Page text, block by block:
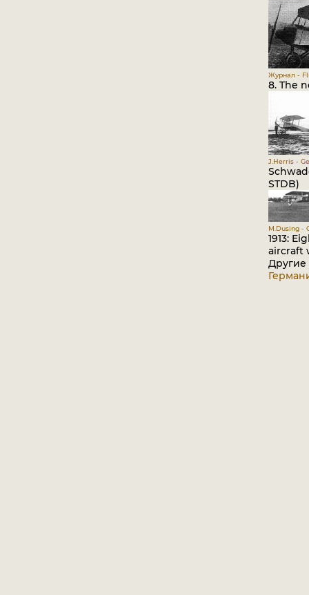
Журнал -
8. The
J.Herris -
STDB)
M.Dusing -
1913:
aircraft
Другие